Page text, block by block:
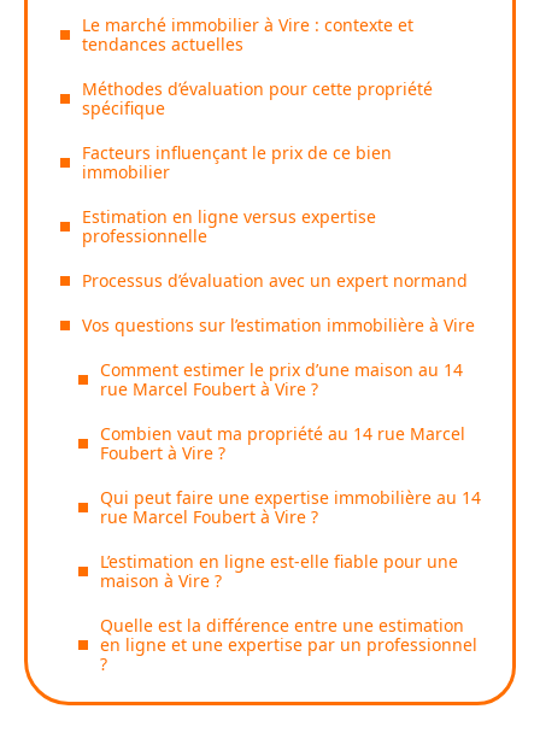
Le marché immobilier à Vire : contexte et
tendances actuelles
Méthodes d’évaluation pour cette propriété
spécifique
Facteurs influençant le prix de ce bien
immobilier
Estimation en ligne versus expertise
professionnelle
Processus d’évaluation avec un expert normand
Vos questions sur l’estimation immobilière à Vire
Comment estimer le prix d’une maison au 14
rue Marcel Foubert à Vire ?
Combien vaut ma propriété au 14 rue Marcel
Foubert à Vire ?
Qui peut faire une expertise immobilière au 14
rue Marcel Foubert à Vire ?
L’estimation en ligne est-elle fiable pour une
maison à Vire ?
Quelle est la différence entre une estimation
en ligne et une expertise par un professionnel
?